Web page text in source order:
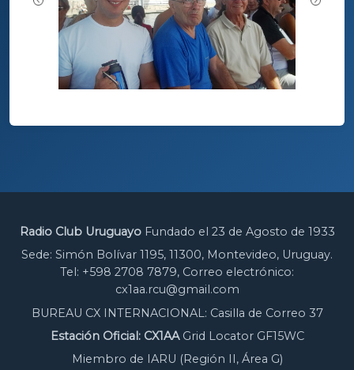
Radio Club UruguayoFundado el 23 de Agosto de 1933
Sede: Simón Bolívar 1195, 11300, Montevideo, Uruguay.
Tel: +598 2708 7879, Correo electrónico:
cx1aa.rcu@gmail.com
BUREAU CX INTERNACIONAL: Casilla de Correo 37
Estación Oficial: CX1AAGrid Locator GF15WC
Miembro de IARU (Región II, Área G)